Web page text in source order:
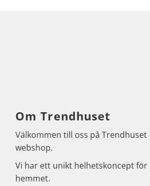
Om Trendhuset
Välkommen till oss på Trendhuset
webshop.
Vi har ett unikt helhetskoncept för
hemmet.